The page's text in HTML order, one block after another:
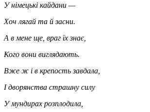
У німецькі кайдани —
Хоч лягай та й засни.
А в мене ще, враг їх знає,
Кого вони виглядають.
Вже ж і в крепость завдала,
І дворянства страшну силу
У мундирах розплодила,